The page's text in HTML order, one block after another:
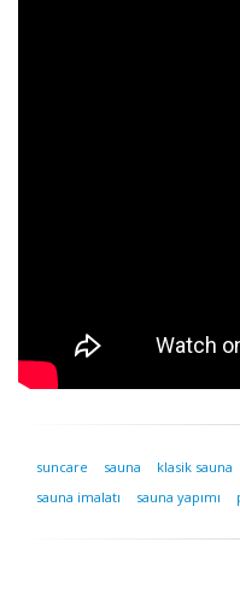
suncare sauna klasik sauna
sauna imalatı
sauna yapımı